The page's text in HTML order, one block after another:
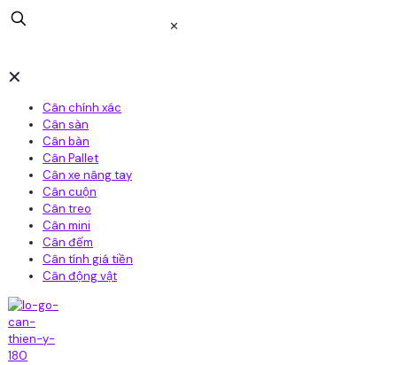
✕
✕
Cân chính xác
Cân sàn
Cân bàn
Cân Pallet
Cân xe nâng tay
Cân cuộn
Cân treo
Cân mini
Cân đếm
Cân tính giá tiền
Cân động vật